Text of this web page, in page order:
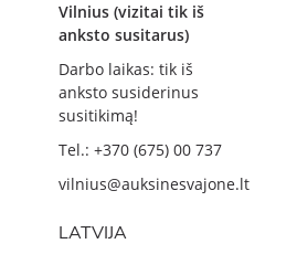
Vilnius (vizitai tik iš
anksto susitarus)
Darbo laikas: tik iš
anksto susiderinus
susitikimą!
Tel.: +370 (675) 00 737
vilnius@auksinesvajone.lt
LATVIJA